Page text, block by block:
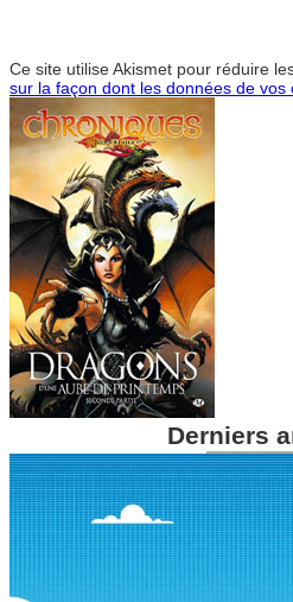
Ce site utilise Akismet pour réduire
sur la façon dont les données de
Derniers